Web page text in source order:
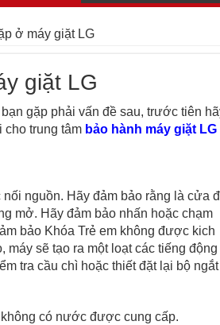
ở máy giặt LG
giặt LG
gặp phải vấn đề sau, trước tiên
trung tâm bảo hành máy giặt LG
nguồn. Hãy đảm bảo rằng là cửa
mở. Hãy đảm bảo nhấn hoặc chạm
bảo Khóa Trẻ em không được kich
sẽ tạo ra một loạt các tiếng động
tra cầu chì hoặc thiết đặt lại bộ ngắt
có nước được cung cấp.